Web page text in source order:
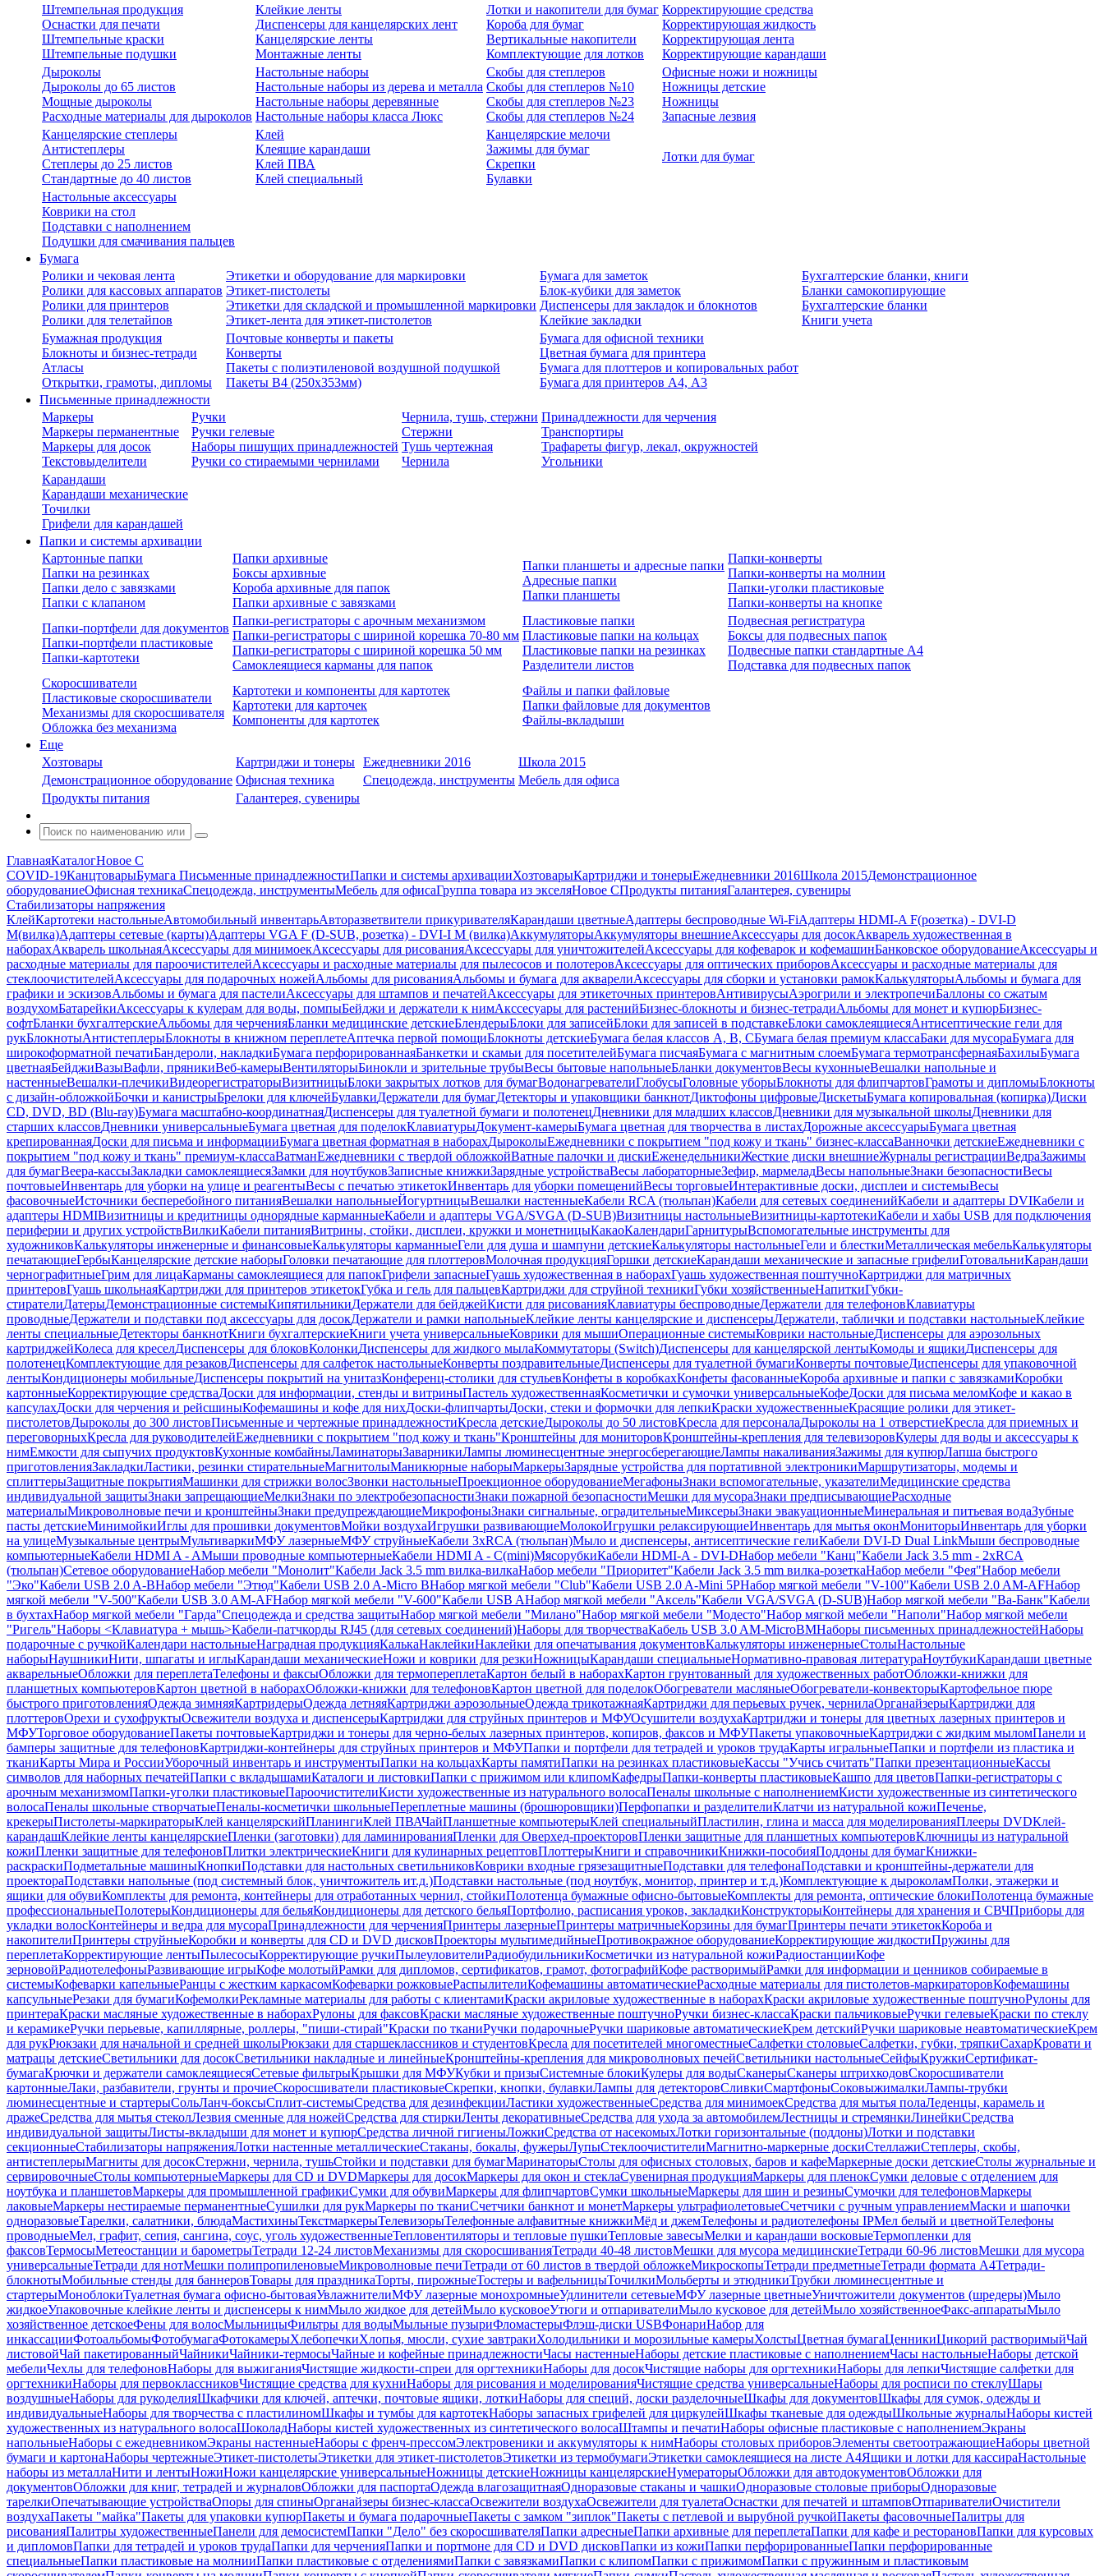
Штемпельная продукция
Оснастки для печати
Штемпельные краски
Штемпельные подушки
Клейкие ленты
Диспенсеры для канцелярских лент
Канцелярские ленты
Монтажные ленты
Лотки и накопители для бумаг
Короба для бумаг
Вертикальные накопители
Комплектующие для лотков
Корректирующие средства
Корректирующая жидкость
Корректирующая лента
Корректирующие карандаши
Дыроколы
Дыроколы до 65 листов
Мощные дыроколы
Расходные материалы для дыроколов
Настольные наборы
Настольные наборы из дерева и металла
Настольные наборы деревянные
Настольные наборы класса Люкс
Скобы для степлеров
Скобы для степлеров №10
Скобы для степлеров №23
Скобы для степлеров №24
Офисные ножи и ножницы
Ножницы детские
Ножницы
Запасные лезвия
Канцелярские степлеры
Антистеплеры
Степлеры до 25 листов
Стандартные до 40 листов
Клей
Клеящие карандаши
Клей ПВА
Клей специальный
Канцелярские мелочи
Зажимы для бумаг
Скрепки
Булавки
Лотки для бумаг
Настольные аксессуары
Коврики на стол
Подставки с наполнением
Подушки для смачивания пальцев
Бумага
Ролики и чековая лента
Ролики для кассовых аппаратов
Ролики для принтеров
Ролики для телетайпов
Этикетки и оборудование для маркировки
Этикет-пистолеты
Этикетки для складской и промышленной маркировки
Этикет-лента для этикет-пистолетов
Бумага для заметок
Блок-кубики для заметок
Диспенсеры для закладок и блокнотов
Клейкие закладки
Бухгалтерские бланки, книги
Бланки самокопирующие
Бухгалтерские бланки
Книги учета
Бумажная продукция
Блокноты и бизнес-тетради
Атласы
Открытки, грамоты, дипломы
Почтовые конверты и пакеты
Конверты
Пакеты с полиэтиленовой воздушной подушкой
Пакеты В4 (250х353мм)
Бумага для офисной техники
Цветная бумага для принтера
Бумага для плоттеров и копировальных работ
Бумага для принтеров А4, А3
Письменные принадлежности
Маркеры
Маркеры перманентные
Маркеры для досок
Текстовыделители
Ручки
Ручки гелевые
Наборы пишущих принадлежностей
Ручки со стираемыми чернилами
Чернила, тушь, стержни
Стержни
Тушь чертежная
Чернила
Принадлежности для черчения
Транспортиры
Трафареты фигур, лекал, окружностей
Угольники
Карандаши
Карандаши механические
Точилки
Грифели для карандашей
Папки и системы архивации
Картонные папки
Папки на резинках
Папки дело с завязками
Папки с клапаном
Папки архивные
Боксы архивные
Короба архивные для папок
Папки архивные с завязками
Папки планшеты и адресные папки
Адресные папки
Папки планшеты
Папки-конверты
Папки-конверты на молнии
Папки-уголки пластиковые
Папки-конверты на кнопке
Папки-портфели для документов
Папки-портфели пластиковые
Папки-картотеки
Папки-регистраторы с арочным механизмом
Папки-регистраторы с шириной корешка 70-80 мм
Папки-регистраторы с шириной корешка 50 мм
Самоклеящиеся карманы для папок
Пластиковые папки
Пластиковые папки на кольцах
Пластиковые папки на резинках
Разделители листов
Подвесная регистратура
Боксы для подвесных папок
Подвесные папки стандартные А4
Подставка для подвесных папок
Скоросшиватели
Пластиковые скоросшиватели
Механизмы для скоросшивателя
Обложка без механизма
Картотеки и компоненты для картотек
Картотеки для карточек
Компоненты для картотек
Файлы и папки файловые
Папки файловые для документов
Файлы-вкладыши
Еще
Хозтовары
Картриджи и тонеры Ежедневники 2016
Школа 2015
Демонстрационное оборудование Офисная техника Спецодежда, инструменты Мебель для офиса
Продукты питания
Галантерея, сувениры
ГлавнаяКаталогНовое С
COVID-19КанцтоварыБумага Письменные принадлежностиПапки и системы архивацииХозтоварыКартриджи и тонерыЕжедневники 2016Школа 2015Демонстрационное
оборудованиеОфисная техникаСпецодежда, инструментыМебель для офисаГруппа товара из экселяНовое СПродукты питанияГалантерея, сувениры
Стабилизаторы напряжения
КлейКартотеки настольныеАвтомобильный инвентарьАвторазветвители прикуривателяКарандаши цветныеАдаптеры беспроводные Wi-FiАдаптеры HDMI-A F(розетка) - DVI-D
M(вилка)Адаптеры сетевые (карты)Адаптеры VGA F (D-SUB, розетка) - DVI-I M (вилка)АккумуляторыАккумуляторы внешниеАксессуары для досокАкварель художественная в
наборахАкварель школьнаяАксессуары для минимоекАксессуары для рисованияАксессуары для уничтожителейАксессуары для кофеварок и кофемашинБанковское оборудованиеАксессуары и
расходные материалы для пароочистителейАксессуары и расходные материалы для пылесосов и полотеровАксессуары для оптических приборовАксессуары и расходные материалы для
стеклоочистителейАксессуары для подарочных ножейАльбомы для рисованияАльбомы и бумага для акварелиАксессуары для сборки и установки рамокКалькуляторыАльбомы и бумага для
графики и эскизовАльбомы и бумага для пастелиАксессуары для штампов и печатейАксессуары для этикеточных принтеровАнтивирусыАэрогрили и электропечиБаллоны со сжатым
воздухомБатарейкиАксессуары к кулерам для воды, помпыБейджи и держатели к нимАкссесуары для растенийБизнес-блокноты и бизнес-тетрадиАльбомы для монет и купюрБизнес-
софтБланки бухгалтерскиеАльбомы для черченияБланки медицинские детскиеБлендерыБлоки для записейБлоки для записей в подставкеБлоки самоклеящиесяАнтисептические гели для
рукБлокнотыАнтистеплерыБлокноты в книжном переплетеАптечка первой помощиБлокноты детскиеБумага белая классов А, В, СБумага белая премиум классаБаки для мусораБумага для
широкоформатной печатиБандероли, накладкиБумага перфорированнаяБанкетки и скамьи для посетителейБумага писчаяБумага с магнитным слоемБумага термотрансфернаяБахилыБумага
цветнаяБейджиВазыВафли, пряникиВеб-камерыВентиляторыБинокли и зрительные трубыВесы бытовые напольныеБланки документовВесы кухонныеВешалки напольные и
настенныеВешалки-плечикиВидеорегистраторыВизитницыБлоки закрытых лотков для бумагВодонагревателиГлобусыГоловные уборыБлокноты для флипчартовГрамоты и дипломыБлокноты
с дизайн-обложкойБочки и канистрыБрелоки для ключейБулавкиДержатели для бумагДетекторы и упаковщики банкнотДиктофоны цифровыеДискетыБумага копировальная (копирка)Диски
CD, DVD, BD (Blu-ray)Бумага масштабно-координатнаяДиспенсеры для туалетной бумаги и полотенецДневники для младших классовДневники для музыкальной школыДневники для
старших классовДневники универсальныеБумага цветная для поделокКлавиатурыДокумент-камерыБумага цветная для творчества в листахДорожные аксессуарыБумага цветная
крепированнаяДоски для письма и информацииБумага цветная форматная в наборахДыроколыЕжедневники с покрытием "под кожу и ткань" бизнес-классаВанночки детскиеЕжедневники с
покрытием "под кожу и ткань" премиум-классаВатманЕжедневники с твердой обложкойВатные палочки и дискиЕженедельникиЖесткие диски внешниеЖурналы регистрацииВедраЗажимы
для бумагВеера-кассыЗакладки самоклеящиесяЗамки для ноутбуковЗаписные книжкиЗарядные устройстваВесы лабораторныеЗефир, мармеладВесы напольныеЗнаки безопасностиВесы
почтовыеИнвентарь для уборки на улице и реагентыВесы с печатью этикетокИнвентарь для уборки помещенийВесы торговыеИнтерактивные доски, дисплеи и системыВесы
фасовочныеИсточники бесперебойного питанияВешалки напольныеЙогуртницыВешалки настенныеКабели RCA (тюльпан)Кабели для сетевых соединенийКабели и адаптеры DVIКабели и
адаптеры HDMIВизитницы и кредитницы однорядные карманныеКабели и адаптеры VGA/SVGA (D-SUB)Визитницы настольныеВизитницы-картотекиКабели и хабы USB для подключения
периферии и других устройствВилкиКабели питанияВитрины, стойки, дисплеи, кружки и монетницыКакаоКалендариГарнитурыВспомогательные инструменты для
художниковКалькуляторы инженерные и финансовыеКалькуляторы карманныеГели для душа и шампуни детскиеКалькуляторы настольныеГели и блесткиМеталлическая мебельКалькуляторы
печатающиеГербыКанцелярские детские наборыГоловки печатающие для плоттеровМолочная продукцияГоршки детскиеКарандаши механические и запасные грифелиГотовальниКарандаши
чернографитныеГрим для лицаКарманы самоклеящиеся для папокГрифели запасныеГуашь художественная в наборахГуашь художественная поштучноКартриджи для матричных
принтеровГуашь школьнаяКартриджи для принтеров этикетокГубка и гель для пальцевКартриджи для струйной техникиГубки хозяйственныеНапиткиГубки-
стирателиДатерыДемонстрационные системыКипятильникиДержатели для бейджейКисти для рисованияКлавиатуры беспроводныеДержатели для телефоновКлавиатуры
проводныеДержатели и подставки под аксессуары для досокДержатели и рамки напольныеКлейкие ленты канцелярские и диспенсерыДержатели, таблички и подставки настольныеКлейкие
ленты специальныеДетекторы банкнотКниги бухгалтерскиеКниги учета универсальныеКоврики для мышиОперационные системыКоврики настольныеДиспенсеры для аэрозольных
картриджейКолеса для креселДиспенсеры для блоковКолонкиДиспенсеры для жидкого мылаКоммутаторы (Switch)Диспенсеры для канцелярской лентыКомоды и ящикиДиспенсеры для
полотенецКомплектующие для резаковДиспенсеры для салфеток настольныеКонверты поздравительныеДиспенсеры для туалетной бумагиКонверты почтовыеДиспенсеры для упаковочной
лентыКондиционеры мобильныеДиспенсеры покрытий на унитазКонференц-столики для стульевКонфеты в коробкахКонфеты фасованныеКороба архивные и папки с завязкамиКоробки
картонныеКорректирующие средстваДоски для информации, стенды и витриныПастель художественнаяКосметички и сумочки универсальныеКофеДоски для письма меломКофе и какао в
капсулахДоски для черчения и рейсшиныКофемашины и кофе для нихДоски-флипчартыДоски, стеки и формочки для лепкиКраски художественныеКрасящие ролики для этикет-
пистолетовДыроколы до 300 листовПисьменные и чертежные принадлежностиКресла детскиеДыроколы до 50 листовКресла для персоналаДыроколы на 1 отверстиеКресла для приемных и
переговорныхКресла для руководителейЕжедневники с покрытием "под кожу и ткань"Кронштейны для мониторовКронштейны-крепления для телевизоровКулеры для воды и аксессуары к
нимЕмкости для сыпучих продуктовКухонные комбайныЛаминаторыЗаварникиЛампы люминесцентные энергосберегающиеЛампы накаливанияЗажимы для купюрЛапша быстрого
приготовленияЗакладкиЛастики, резинки стирательныеМагнитолыМаникюрные наборыМаркерыЗарядные устройства для портативной электроникиМаршрутизаторы, модемы и
сплиттерыЗащитные покрытияМашинки для стрижки волосЗвонки настольныеПроекционное оборудованиеМегафоныЗнаки вспомогательные, указателиМедицинские средства
индивидуальной защитыЗнаки запрещающиеМелкиЗнаки по электробезопасностиЗнаки пожарной безопасностиМешки для мусораЗнаки предписывающиеРасходные
материалыМикроволновые печи и кронштейныЗнаки предупреждающиеМикрофоныЗнаки сигнальные, оградительныеМиксерыЗнаки эвакуационныеМинеральная и питьевая водаЗубные
пасты детскиеМинимойкиИглы для прошивки документовМойки воздухаИгрушки развивающиеМолокоИгрушки релаксирующиеИнвентарь для мытья оконМониторыИнвентарь для уборки
на улицеМузыкальные центрыМультиваркиМФУ лазерныеМФУ струйныеКабели 3xRCA (тюльпан)Мыло и диспенсеры, антисептические гелиКабели DVI-D Dual LinkМыши беспроводные
компьютерныеКабели HDMI A - AМыши проводные компьютерныеКабели HDMI A - C(mini)МясорубкиКабели HDMI-A - DVI-DНабор мебели "Канц"Кабели Jack 3.5 mm - 2xRCA
(тюльпан)Сетевое оборудованиеНабор мебели "Монолит"Кабели Jack 3.5 mm вилка-вилкаНабор мебели "Приоритет"Кабели Jack 3.5 mm вилка-розеткаНабор мебели "Фея"Набор мебели
"Эко"Кабели USB 2.0 A-BНабор мебели "Этюд"Кабели USB 2.0 A-Micro BНабор мягкой мебели "Club"Кабели USB 2.0 A-Mini 5PНабор мягкой мебели "V-100"Кабели USB 2.0 AM-AFНабор
мягкой мебели "V-500"Кабели USB 3.0 AM-AFНабор мягкой мебели "V-600"Кабели USB AНабор мягкой мебели "Аксель"Кабели VGA/SVGA (D-SUB)Набор мягкой мебели "Ва-Банк"Кабели
в бухтахНабор мягкой мебели "Гарда"Спецодежда и средства защитыНабор мягкой мебели "Милано"Набор мягкой мебели "Модесто"Набор мягкой мебели "Наполи"Набор мягкой мебели
"Ригель"Наборы <Клавиатура + мышь>Кабели-патчкорды RJ45 (для сетевых соединений)Наборы для творчестваКабель USB 3.0 AM-MicroBMНаборы письменных принадлежностейНаборы
подарочные с ручкойКалендари настольныеНаградная продукцияКалькаНаклейкиНаклейки для опечатывания документовКалькуляторы инженерныеСтолыНастольные
наборыНаушникиНити, шпагаты и иглыКарандаши механическиеНожи и коврики для резкиНожницыКарандаши специальныеНормативно-правовая литератураНоутбукиКарандаши цветные
акварельныеОбложки для переплетаТелефоны и факсыОбложки для термопереплетаКартон белый в наборахКартон грунтованный для художественных работОбложки-книжки для
планшетных компьютеровКартон цветной в наборахОбложки-книжки для телефоновКартон цветной для поделокОбогреватели масляныеОбогреватели-конвекторыКартофельное пюре
быстрого приготовленияОдежда зимняяКартридерыОдежда летняяКартриджи аэрозольныеОдежда трикотажнаяКартриджи для перьевых ручек, чернилаОрганайзерыКартриджи для
плоттеровОрехи и сухофруктыОсвежители воздуха и диспенсерыКартриджи для струйных принтеров и МФУОсушители воздухаКартриджи и тонеры для цветных лазерных принтеров и
МФУТорговое оборудованиеПакеты почтовыеКартриджи и тонеры для черно-белых лазерных принтеров, копиров, факсов и МФУПакеты упаковочныеКартриджи с жидким мыломПанели и
бамперы защитные для телефоновКартриджи-контейнеры для струйных принтеров и МФУПапки и портфели для тетрадей и уроков трудаКарты игральныеПапки и портфели из пластика и
тканиКарты Мира и РоссииУборочный инвентарь и инструментыПапки на кольцахКарты памятиПапки на резинках пластиковыеКассы "Учись считать"Папки презентационныеКассы
символов для наборных печатейПапки с вкладышамиКаталоги и листовкиПапки с прижимом или клипомКафедрыПапки-конверты пластиковыеКашпо для цветовПапки-регистраторы с
арочным механизмомПапки-уголки пластиковыеПароочистителиКисти художественные из натурального волосаПеналы школьные с наполнениемКисти художественные из синтетического
волосаПеналы школьные створчатыеПеналы-косметички школьныеПереплетные машины (брошюровщики)Перфопапки и разделителиКлатчи из натуральной кожиПеченье,
крекерыПистолеты-маркираторыКлей канцелярскийПланингиКлей ПВАЧайПланшетные компьютерыКлей специальныйПластилин, глина и масса для моделированияПлееры DVDКлей-
карандашКлейкие ленты канцелярскиеПленки (заготовки) для ламинированияПленки для Оверхед-проекторовПленки защитные для планшетных компьютеровКлючницы из натуральной
кожиПленки защитные для телефоновПлитки электрическиеКниги для кулинарных рецептовПлоттерыКниги и справочникиКнижки-пособияПоддоны для бумагКнижки-
раскраскиПодметальные машиныКнопкиПодставки для настольных светильниковКоврики входные грязезащитныеПодставки для телефонаПодставки и кронштейны-держатели для
проектораПодставки напольные (под системный блок, уничтожитель ит.д.)Подставки настольные (под ноутбук, монитор, принтер и т.д.)Комплектующие к дыроколамПолки, этажерки и
ящики для обувиКомплекты для ремонта, контейнеры для отработанных чернил, стойкиПолотенца бумажные офисно-бытовыеКомплекты для ремонта, оптические блокиПолотенца бумажные
профессиональныеПолотерыКондиционеры для бельяКондиционеры для детского бельяПортфолио, расписания уроков, закладкиКонструкторыКонтейнеры для хранения и СВЧПриборы для
укладки волосКонтейнеры и ведра для мусораПринадлежности для черченияПринтеры лазерныеПринтеры матричныеКорзины для бумагПринтеры печати этикетокКороба и
накопителиПринтеры струйныеКоробки и конверты для CD и DVD дисковПроекторы мультимедийныеПротивокражное оборудованиеКорректирующие жидкостиПружины для
переплетаКорректирующие лентыПылесосыКорректирующие ручкиПылеуловителиРадиобудильникиКосметички из натуральной кожиРадиостанцииКофе
зерновойРадиотелефоныРазвивающие игрыКофе молотыйРамки для дипломов, сертификатов, грамот, фотографийКофе растворимыйРамки для информации и ценников собираемые в
системыКофеварки капельныеРанцы с жестким каркасомКофеварки рожковыеРаспылителиКофемашины автоматическиеРасходные материалы для пистолетов-маркираторовКофемашины
капсульныеРезаки для бумагиКофемолкиРекламные материалы для работы с клиентамиКраски акриловые художественные в наборахКраски акриловые художественные поштучноРулоны для
принтераКраски масляные художественные в наборахРулоны для факсовКраски масляные художественные поштучноРучки бизнес-классаКраски пальчиковыеРучки гелевыеКраски по стеклу
и керамикеРучки перьевые, капиллярные, роллеры, "пиши-стирай"Краски по тканиРучки подарочныеРучки шариковые автоматическиеКрем детскийРучки шариковые неавтоматическиеКрем
для рукРюкзаки для начальной и средней школыРюкзаки для старшеклассников и студентовКресла для посетителей многоместныеСалфетки столовыеСалфетки, губки, тряпкиСахарКровати и
матрацы детскиеСветильники для досокСветильники накладные и линейныеКронштейны-крепления для микроволновых печейСветильники настольныеСейфыКружкиСертификат-
бумагаКрючки и держатели самоклеящиесяСетевые фильтрыКрышки для МФУКубки и призыСистемные блокиКулеры для водыСканерыСканеры штрихкодовСкоросшиватели
картонныеЛаки, разбавители, грунты и прочиеСкоросшиватели пластиковыеСкрепки, кнопки, булавкиЛампы для детекторовСливкиСмартфоныСоковыжималкиЛампы-трубки
люминесцентные и стартерыСольЛанч-боксыСплит-системыСредства для дезинфекцииЛастики художественныеСредства для минимоекСредства для мытья полаЛеденцы, карамель и
дражеСредства для мытья стеколЛезвия сменные для ножейСредства для стиркиЛенты декоративныеСредства для ухода за автомобилемЛестницы и стремянкиЛинейкиСредства
индивидуальной защитыЛисты-вкладыши для монет и купюрСредства личной гигиеныЛожкиСредства от насекомыхЛотки горизонтальные (поддоны)Лотки и подставки
секционныеСтабилизаторы напряженияЛотки настенные металлическиеСтаканы, бокалы, фужерыЛупыСтеклоочистителиМагнитно-маркерные доскиСтеллажиСтеплеры, скобы,
антистеплерыМагниты для досокСтержни, чернила, тушьСтойки и подставки для бумагМаринаторыСтолы для офисных столовых, баров и кафеМаркерные доски детскиеСтолы журнальные и
сервировочныеСтолы компьютерныеМаркеры для CD и DVDМаркеры для досокМаркеры для окон и стеклаСувенирная продукцияМаркеры для пленокСумки деловые с отделением для
ноутбука и планшетовМаркеры для промышленной графикиСумки для обувиМаркеры для флипчартовСумки школьныеМаркеры для шин и резиныСумочки для телефоновМаркеры
лаковыеМаркеры нестираемые перманентныеСушилки для рукМаркеры по тканиСчетчики банкнот и монетМаркеры ультрафиолетовыеСчетчики с ручным управлениемМаски и шапочки
одноразовыеТарелки, салатники, блюдаМастихиныТекстмаркерыТелевизорыТелефонные алфавитные книжкиМёд и джемТелефоны и радиотелефоны IPМел белый и цветнойТелефоны
проводныеМел, графит, сепия, сангина, соус, уголь художественныеТепловентиляторы и тепловые пушкиТепловые завесыМелки и карандаши восковыеТермопленки для
факсовТермосыМетеостанции и барометрыТетради 12-24 листовМеханизмы для скоросшиванияТетради 40-48 листовМешки для мусора медицинскиеТетради 60-96 листовМешки для мусора
универсальныеТетради для нотМешки полипропиленовыеМикроволновые печиТетради от 60 листов в твердой обложкеМикроскопыТетради предметныеТетради формата А4Тетради-
блокнотыМобильные стенды для баннеровТовары для праздникаТорты, пирожныеТостеры и вафельницыТочилкиМольберты и этюдникиТрубки люминесцентные и
стартерыМоноблокиТуалетная бумага офисно-бытоваяУвлажнителиМФУ лазерные монохромныеУдлинители сетевыеМФУ лазерные цветныеУничтожители документов (шредеры)Мыло
жидкоеУпаковочные клейкие ленты и диспенсеры к нимМыло жидкое для детейМыло кусковоеУтюги и отпаривателиМыло кусковое для детейМыло хозяйственноеФакс-аппаратыМыло
хозяйственное детскоеФены для волосМыльницыФильтры для водыМыльные пузыриФломастерыФлэш-диски USBФонариНабор для
инкассацииФотоальбомыФотобумагаФотокамерыХлебопечкиХлопья, мюсли, сухие завтракиХолодильники и морозильные камерыХолстыЦветная бумагаЦенникиЦикорий растворимыйЧай
листовойЧай пакетированныйЧайникиЧайники-термосыЧайные и кофейные принадлежностиЧасы настенныеНаборы детские пластиковые с наполнениемЧасы настольныеНаборы детской
мебелиЧехлы для телефоновНаборы для выжиганияЧистящие жидкости-спреи для оргтехникиНаборы для досокЧистящие наборы для оргтехникиНаборы для лепкиЧистящие салфетки для
оргтехникиНаборы для первоклассниковЧистящие средства для кухниНаборы для рисования и моделированияЧистящие средства универсальныеНаборы для росписи по стеклуШары
воздушныеНаборы для рукоделияШкафчики для ключей, аптечки, почтовые ящики, лоткиНаборы для специй, доски разделочныеШкафы для документовШкафы для сумок, одежды и
индивидуальныеНаборы для творчества с пластилиномШкафы и тумбы для картотекНаборы запасных грифелей для циркулейШкафы тканевые для одеждыШкольные журналыНаборы кистей
художественных из натурального волосаШоколадНаборы кистей художественных из синтетического волосаШтампы и печатиНаборы офисные пластиковые с наполнениемЭкраны
напольныеНаборы с ежедневникомЭкраны настенныеНаборы с френч-прессомЭлектровеники и аккумуляторы к нимНаборы столовых приборовЭлементы светоотражающиеНаборы цветной
бумаги и картонаНаборы чертежныеЭтикет-пистолетыЭтикетки для этикет-пистолетовЭтикетки из термобумагиЭтикетки самоклеящиеся на листе А4Ящики и лотки для кассираНастольные
наборы из металлаНити и лентыНожиНожи канцелярские универсальныеНожницы детскиеНожницы канцелярскиеНумераторыОбложки для автодокументовОбложки для
документовОбложки для книг, тетрадей и журналовОбложки для паспортаОдежда влагозащитнаяОдноразовые стаканы и чашкиОдноразовые столовые приборыОдноразовые
тарелкиОпечатывающие устройстваОпоры для спиныОрганайзеры бизнес-классаОсвежители воздухаОсвежители для туалетаОснастки для печатей и штамповОтпаривателиОчистители
воздухаПакеты "майка"Пакеты для упаковки купюрПакеты и бумага подарочныеПакеты с замком "зиплок"Пакеты с петлевой и вырубной ручкойПакеты фасовочныеПалитры для
рисованияПалитры художественныеПанели для демосистемПапки "Дело" без скоросшивателяПапки адресныеПапки архивные для переплетаПапки для кафе и ресторановПапки для курсовых
и дипломовПапки для тетрадей и уроков трудаПапки для черченияПапки и портмоне для CD и DVD дисковПапки из кожиПапки перфорированныеПапки перфорированные
специальныеПапки пластиковые на молнииПапки пластиковые с отделениямиПапки с завязкамиПапки с клипомПапки с прижимомПапки с пружинным и пластиковым